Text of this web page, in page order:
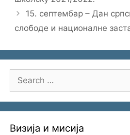
15. септембар – Дан
слободе и националне
Search
for:
Визија и мисија